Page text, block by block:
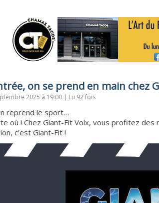
on se prend en main chez
2025 à 19:00 | Lu 92 fois
reprend le sport…
où ! Chez Giant-Fit Volx, vous profitez
c’est Giant-Fit !